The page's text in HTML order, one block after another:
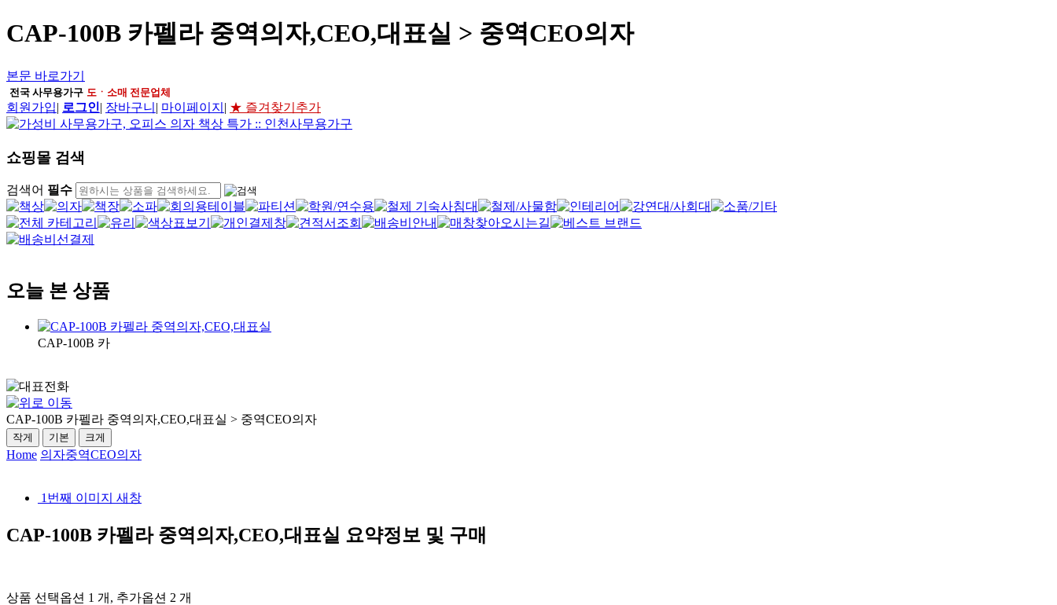
CAP-100B 카펠라 중역의자,CEO,대표실 > 중역CEO의자
본문 바로가기
전국 사무용가구 도ㆍ소매 전문업체
회원가입| 로그인| 장바구니 | 마이페이지 | ★ 즐겨찾기추가
쇼핑몰 검색
검색어 필수
오늘 본 상품
CAP-100B 카
CAP-100B 카펠라 중역의자,CEO,대표실 > 중역CEO의자
작게 기본 크게
Home 의자중역CEO의자
1번째 이미지 새창
CAP-100B 카펠라 중역의자,CEO,대표실 요약정보 및 구매
상품 선택옵션 1 개, 추가옵션 2 개